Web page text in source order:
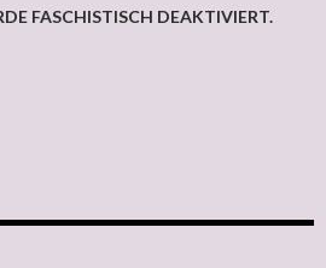
FASCHISTISCH DEAKTIVIERT.